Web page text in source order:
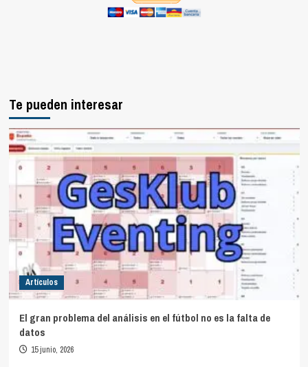
Te pueden interesar
Artículos
El gran problema del análisis en el fútbol no es la falta de
datos
15 junio, 2026